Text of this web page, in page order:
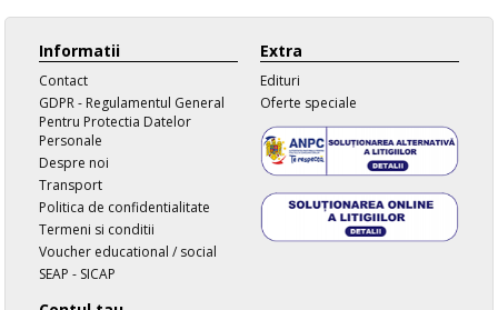
Informatii
Contact
GDPR - Regulamentul General
Pentru Protectia Datelor
Personale
Despre noi
Transport
Politica de confidentialitate
Termeni si conditii
Voucher educational / social
SEAP - SICAP
Extra
Edituri
Oferte speciale